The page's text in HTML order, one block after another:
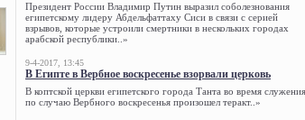
Президент России Владимир Путин выразил соболезнования
египетскому лидеру Абдельфаттаху Сиси в связи с серией
взрывов, которые устроили смертники в нескольких городах
арабской республики..»
9-4-2017, 13:45
В Египте в Вербное воскресенье взорвали церковь
В коптской церкви египетского города Танта во время служения
по случаю Вербного воскресенья произошел теракт..»